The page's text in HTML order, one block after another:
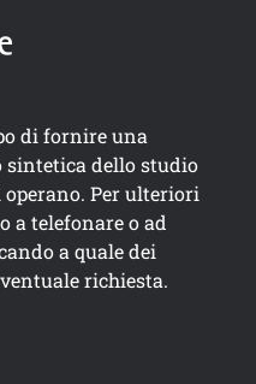
di fornire una
sintetica dello studio
Per ulteriori
telefonare o ad
a quale dei
richiesta.